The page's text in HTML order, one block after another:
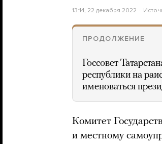
13:14, 22 декабря 2022
ПРОДОЛЖЕНИЕ
Госсовет
республики на
именоваться
Комитет
и местному